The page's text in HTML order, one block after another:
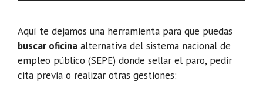
Aquí te dejamos una herramienta para que puedas
buscar oficina alternativa del sistema nacional de
empleo público (SEPE) donde sellar el paro, pedir
cita previa o realizar otras gestiones: